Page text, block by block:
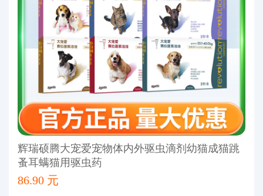
辉瑞硕腾大宠爱宠物体内外驱虫滴剂幼猫成猫跳
蚤耳螨猫用驱虫药
86.90 元